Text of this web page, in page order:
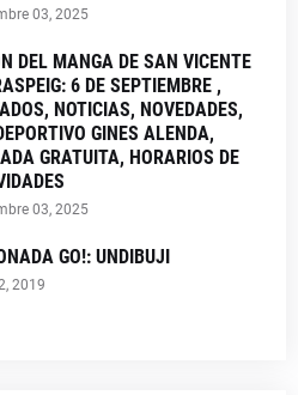
03, 2025
DEL MANGA DE SAN VICENTE
6 DE SEPTIEMBRE ,
NOTICIAS, NOVEDADES,
GINES ALENDA,
GRATUITA, HORARIOS DE
03, 2025
GO!: UNDIBUJI
2019